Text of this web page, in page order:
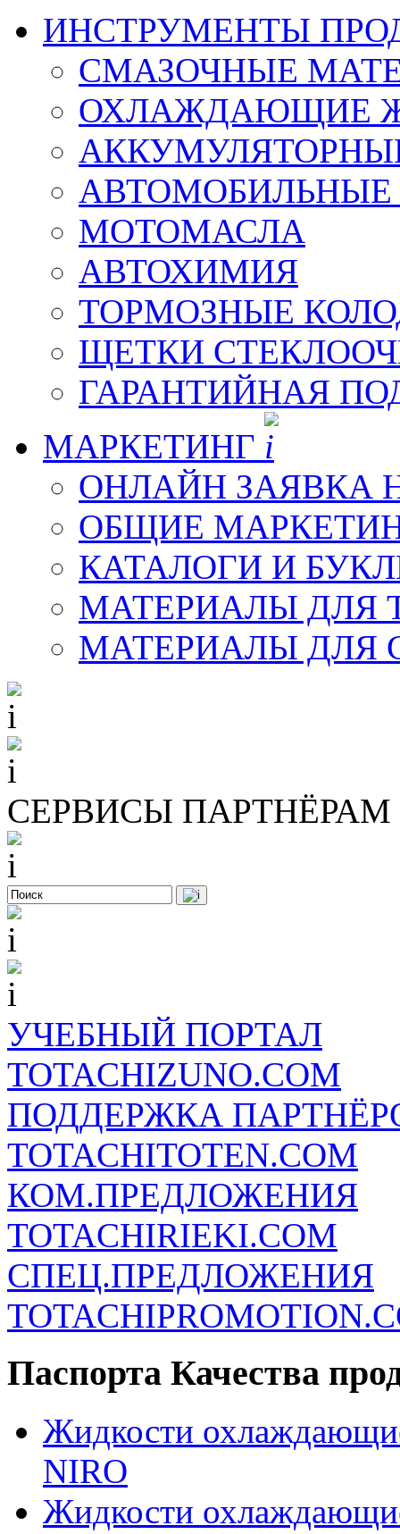
ИНСТРУМЕНТЫ
СМАЗОЧНЫЕ
ОХЛАЖДАЮЩИЕ
АВТОМОБИЛЬНЫЕ
МОТОМАСЛА
АВТОХИМИЯ
ТОРМОЗНЫЕ
ЩЕТКИ
ГАРАНТИЙНАЯ
МАРКЕТИНГ
ОНЛАЙН ЗАЯВКА
ОБЩИЕ
КАТАЛОГИ И
МАТЕРИАЛЫ ДЛЯ
МАТЕРИАЛЫ ДЛЯ
СЕРВИСЫ ПАРТНЁРАМ
УЧЕБНЫЙ ПОРТАЛ
TOTACHIZUNO.COM
ПОДДЕРЖКА
TOTACHITOTEN.COM
КОМ.ПРЕДЛОЖЕНИЯ
TOTACHIRIEKI.COM
СПЕЦ.ПРЕДЛОЖЕНИЯ
Паспорта Качества
Жидкости
NIRO
Жидкости